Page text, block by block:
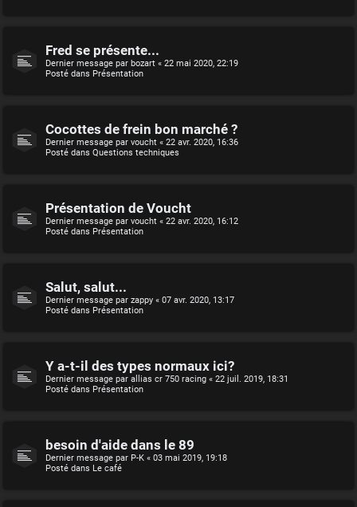
Fred se présente...
Dernier message par bozart « 22 mai 2020, 22:19
Posté dans Présentation
Cocottes de frein bon marché ?
Dernier message par voucht « 22 avr. 2020, 16:36
Posté dans Questions techniques
Présentation de Voucht
Dernier message par voucht « 22 avr. 2020, 16:12
Posté dans Présentation
Salut, salut...
Dernier message par zappy « 07 avr. 2020, 13:17
Posté dans Présentation
Y a-t-il des types normaux ici?
Dernier message par allias cr 750 racing « 22 juil. 2019, 18:31
Posté dans Présentation
besoin d'aide dans le 89
Dernier message par P-K « 03 mai 2019, 19:18
Posté dans Le café